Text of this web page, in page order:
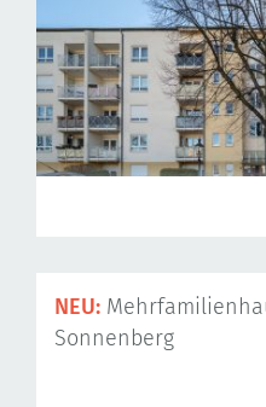
NEU:
Sonnenberg